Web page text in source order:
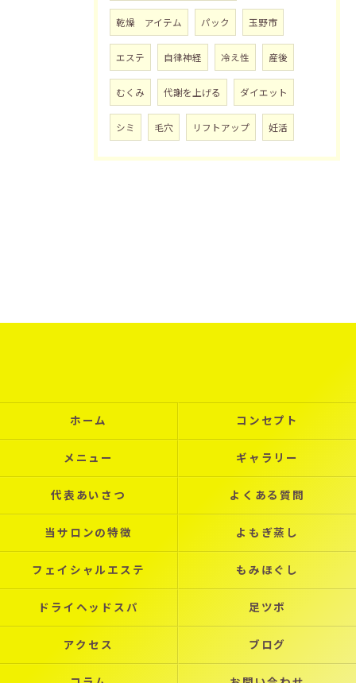
乾燥 アイテム パック 玉野市
エステ 自律神経 冷え性 産後
むくみ 代謝を上げる ダイエット
シミ 毛穴 リフトアップ 妊活
ホーム コンセプト
メニュー ギャラリー
代表あいさつ よくある質問
当サロンの特徴 よもぎ蒸し
フェイシャルエステ もみほぐし
ドライヘッドスパ 足ツボ
アクセス ブログ